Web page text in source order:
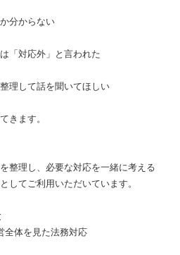
分からない
「対応外」と言われた
理して話を聞いてほしい
きます。
整理し、必要な対応を一緒に考える
してご利用いただいています。
全体を見た法務対応